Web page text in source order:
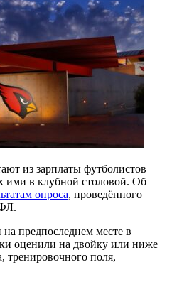
из зарплаты футболистов
ими в клубной столовой. Об
опроса, проведённого
предпоследнем месте в
оценили на двойку или ниже
тренировочного поля,